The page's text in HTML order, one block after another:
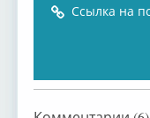
Ссылка на